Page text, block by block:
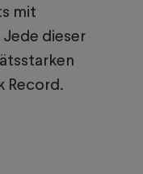
mit
dieser
Record.